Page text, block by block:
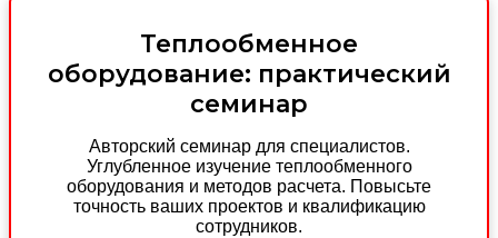
Теплообменное
оборудование: практический
семинар
Авторский семинар для специалистов.
Углубленное изучение теплообменного
оборудования и методов расчета. Повысьте
точность ваших проектов и квалификацию
сотрудников.